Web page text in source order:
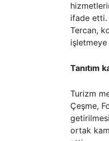
ifade etti.
Tercan,
işletmeye
Tanıtım
Turizm
Çeşme,
ortak